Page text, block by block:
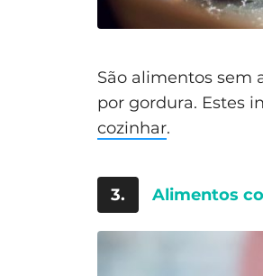
São alimentos sem
por gordura. Estes
cozinhar.
3. Alimentos